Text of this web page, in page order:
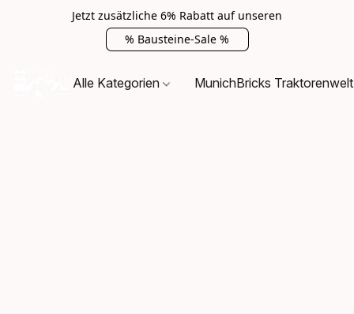
Jetzt zusätzliche 6% Rabatt auf unseren
% Bausteine-Sale %
Alle Kategorien MunichBricks Traktorenwelt